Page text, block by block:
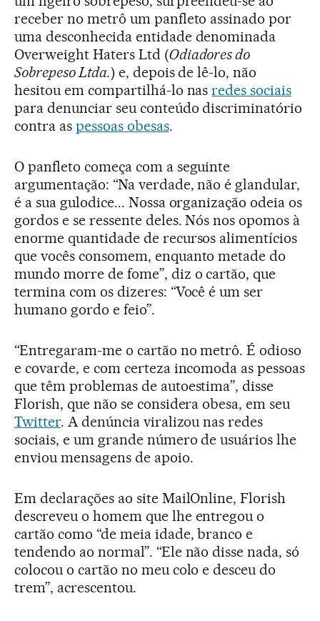
receber no metrô um panfleto assinado por
uma desconhecida entidade denominada
Overweight Haters Ltd (Odiadores do
Sobrepeso Ltda.) e, depois de lê-lo, não
hesitou em compartilhá-lo nasredes sociais
para denunciar seu conteúdo discriminatório
contra as pessoas obesas.
O panfleto começa com a seguinte
argumentação: “Na verdade, não é glandular,
é a sua gulodice... Nossa organização odeia os
gordos e se ressente deles. Nós nos opomos à
enorme quantidade de recursos alimentícios
que vocês consomem, enquanto metade do
mundo morre de fome”, diz o cartão, que
termina com os dizeres: “Você é um ser
humano gordo e feio”.
“Entregaram-me o cartão no metrô. É odioso
e covarde, e com certeza incomoda as pessoas
que têm problemas de autoestima”, disse
Florish, que não se considera obesa, em seu
Twitter. A denúncia viralizou nas redes
sociais, e um grande número de usuários lhe
enviou mensagens de apoio.
Em declarações ao site MailOnline, Florish
descreveu o homem que lhe entregou o
cartão como “de meia idade, branco e
tendendo ao normal”. “Ele não disse nada, só
colocou o cartão no meu colo e desceu do
trem”, acrescentou.